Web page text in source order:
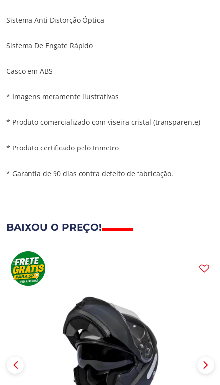
Sistema Anti Distorção Óptica
Sistema De Engate Rápido
Casco em ABS
* Imagens meramente ilustrativas
* Produto comercializado com viseira cristal (transparente)
* Produto certificado pelo Inmetro
* Garantia de 90 dias contra defeito de fabricação.
BAIXOU O PREÇO!